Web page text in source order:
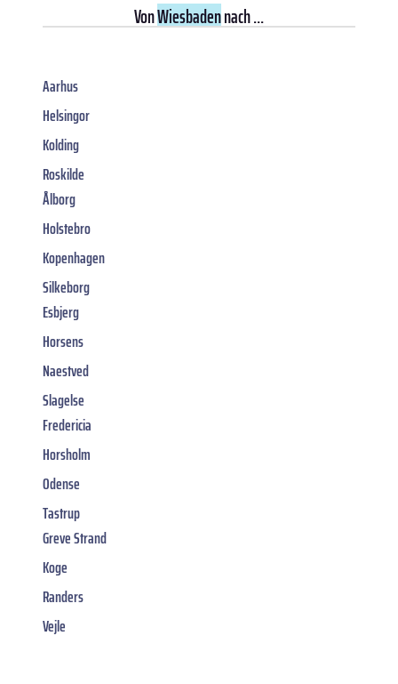
VonWiesbadennach ...
Aarhus
Helsingor
Kolding
Roskilde
Ålborg
Holstebro
Kopenhagen
Silkeborg
Esbjerg
Horsens
Naestved
Slagelse
Fredericia
Horsholm
Odense
Tastrup
Greve Strand
Koge
Randers
Vejle